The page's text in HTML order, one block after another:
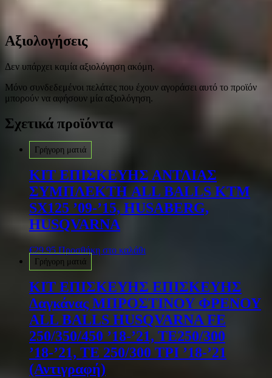
Αξιολογήσεις
Δεν υπάρχει καμία αξιολόγηση ακόμη.
Μόνο συνδεδεμένοι πελάτες που έχουν αγοράσει αυτό το προϊόν
μπορούν να αφήσουν μία αξιολόγηση.
Σχετικά προϊόντα
Γρήγορη ματιά
ΚΙΤ ΕΠΙΣΚΕΥΗΣ ΑΝΤΛΙΑΣ
ΣΥΜΠΛΕΚΤΗ ALL BALLS KTM
SX125 ’09-’15, HUSABERG,
HUSQVARNA
€29.95 Προσθήκη στο καλάθι
Γρήγορη ματιά
ΚΙΤ ΕΠΙΣΚΕΥΗΣ ΕΠΙΣΚΕΥΗΣ
Δαγκάνας ΜΠΡΟΣΤΙΝΟΥ ΦΡΕΝΟΥ
ALL BALLS HUSQVARNA FE
250/350/450 ’18-’21, TE250/300
’18-’21, TE 250/300 TPI ’18-’21
(Αντιγραφή)